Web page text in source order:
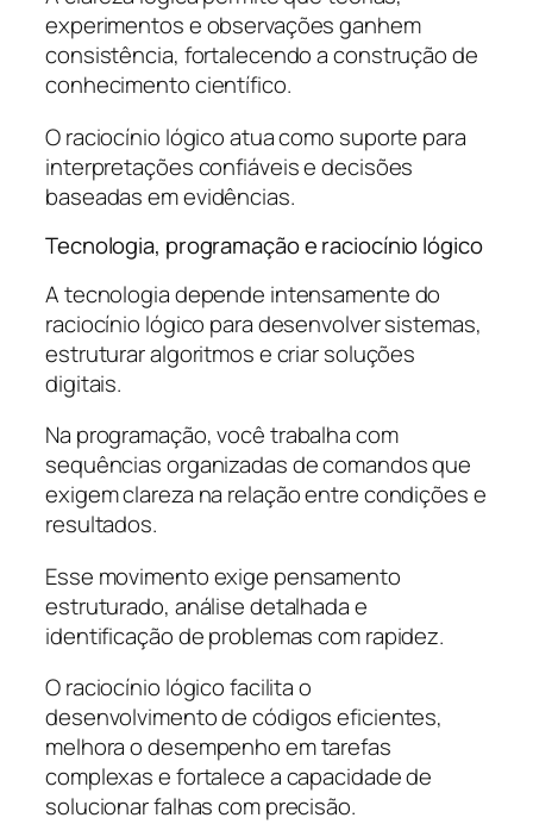
experimentos e observações ganhem
consistência, fortalecendo a construção de
conhecimento científico.
O raciocínio lógico atua como suporte para
interpretações confiáveis e decisões
baseadas em evidências.
Tecnologia, programação e raciocínio lógico
A tecnologia depende intensamente do
raciocínio lógico para desenvolver sistemas,
estruturar algoritmos e criar soluções
digitais.
Na programação, você trabalha com
sequências organizadas de comandos que
exigem clareza na relação entre condições e
resultados.
Esse movimento exige pensamento
estruturado, análise detalhada e
identificação de problemas com rapidez.
O raciocínio lógico facilita o
desenvolvimento de códigos eficientes,
melhora o desempenho em tarefas
complexas e fortalece a capacidade de
solucionar falhas com precisão.